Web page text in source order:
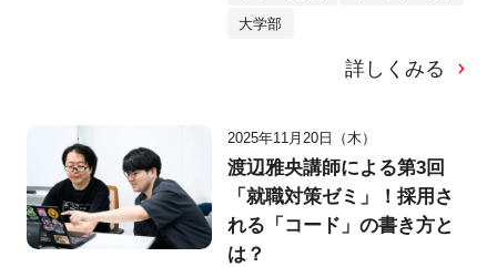
大学部
詳しくみる
2025年11月20日（木）
渡辺雅央講師による第3回
「就職対策ゼミ」！採用さ
れる「コード」の書き方と
は？